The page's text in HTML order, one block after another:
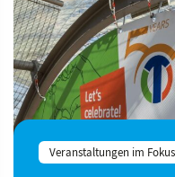
Veranstaltungen im Fokus